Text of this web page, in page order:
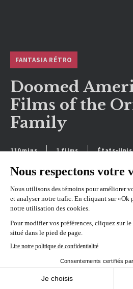
FANTASIA RÉTRO
Doomed
Films of the
Family
110 mins 1 films États-Unis
VOIR L'HORAIRE